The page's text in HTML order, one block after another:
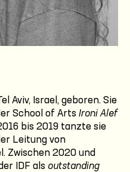
Aviv, Israel, geboren. Sie
School of Arts Ironi Alef
bis 2019 tanzte sie
Leitung von
Zwischen 2020 und
IDF als outstanding